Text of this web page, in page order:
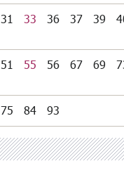
31 33 36 37 39
51 55 56 67 69
75 84 93